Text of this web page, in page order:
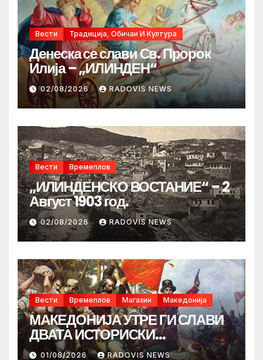
Вести Традиција, Обичаи И Култура
Денеска се слави Св. Пророк
Илија – „ИЛИНДЕН“
02/08/2026 RADOVIS NEWS
Вести Времеплов
„ИЛИНДЕНСКО ВОСТАНИЕ“ – 2
Август 1903 год.
02/08/2026 RADOVIS NEWS
Вести Времеплов Магазин Македонија
МАКЕДОНИЈА УТРЕ ГИ СЛАВИ
ДВАТА ИСТОРИСКИ
ИЛИНДЕНА!
01/08/2026 RADOVIS NEWS